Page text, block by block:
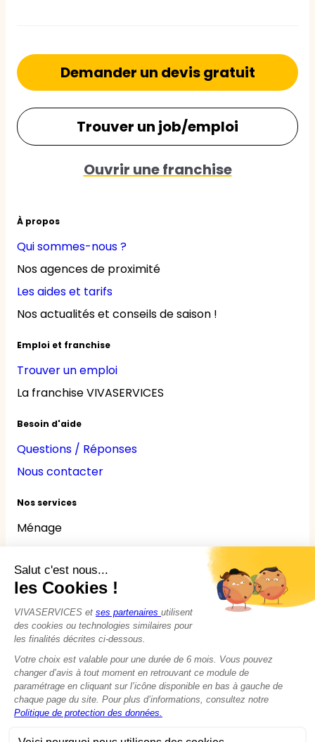
À propos
Qui sommes-nous ?
Nos agences de proximité
Les aides et tarifs
Nos actualités et conseils de saison !
Emploi et franchise
Trouver un emploi
La franchise VIVASERVICES
Besoin d'aide
Questions / Réponses
Nous contacter
Nos services
Ménage
Jardinage
Bricolage
Nounou
Seniors
Handicaps
Demander un devis gratuit
Trouver un job/emploi
Ouvrir une franchise
© 2015 - 2026VIVASERVICES
Modifier vos préférences en matière de cookies